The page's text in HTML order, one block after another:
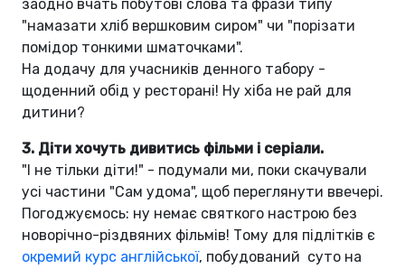
заодно вчать побутові слова та фрази типу
"намазати хліб вершковим сиром" чи "порізати
помідор тонкими шматочками".
На додачу для учасників денного табору -
щоденний обід у ресторані! Ну хіба не рай для
дитини?
3. Діти хочуть дивитись фільми і серіали.
"І не тільки діти!" - подумали ми, поки скачували
усі частини "Сам удома", щоб переглянути ввечері.
Погоджуємось: ну немає святкого настрою без
новорічно-різдвяних фільмів! Тому для підлітків є
окремий курс англійської, побудований суто на